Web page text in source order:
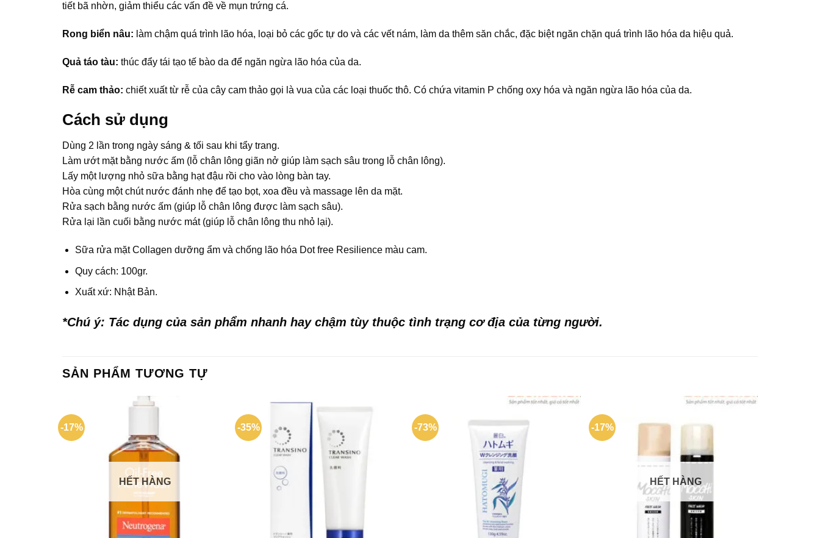
tiết bã nhờn, giảm thiểu các vấn đề về mụn trứng cá.
Rong biển nâu: làm chậm quá trình lão hóa, loại bỏ các gốc tự do và các vết nám, làm da thêm săn chắc, đặc biệt ngăn chặn quá trình lão hóa da hiệu quả.
Quả táo tàu: thúc đẩy tái tạo tế bào da để ngăn ngừa lão hóa của da.
Rễ cam thảo: chiết xuất từ rễ của cây cam thảo gọi là vua của các loại thuốc thô. Có chứa vitamin P chống oxy hóa và ngăn ngừa lão hóa của da.
Cách sử dụng
Dùng 2 lần trong ngày sáng & tối sau khi tẩy trang.
Làm ướt mặt bằng nước ấm (lỗ chân lông giãn nở giúp làm sạch sâu trong lỗ chân lông).
Lấy một lượng nhỏ sữa bằng hạt đậu rồi cho vào lòng bàn tay.
Hòa cùng một chút nước đánh nhẹ để tạo bọt, xoa đều và massage lên da mặt.
Rửa sạch bằng nước ấm (giúp lỗ chân lông được làm sạch sâu).
Rửa lại lần cuối bằng nước mát (giúp lỗ chân lông thu nhỏ lại).
Sữa rửa mặt Collagen dưỡng ẩm và chống lão hóa Dot free Resilience màu cam.
Quy cách: 100gr.
Xuất xứ: Nhật Bản.
*Chú ý: Tác dụng của sản phẩm nhanh hay chậm tùy thuộc tình trạng cơ địa của từng người.
SẢN PHẨM TƯƠNG TỰ
-17%
HẾT HÀNG
-35% -73% -17%
HẾT HÀNG